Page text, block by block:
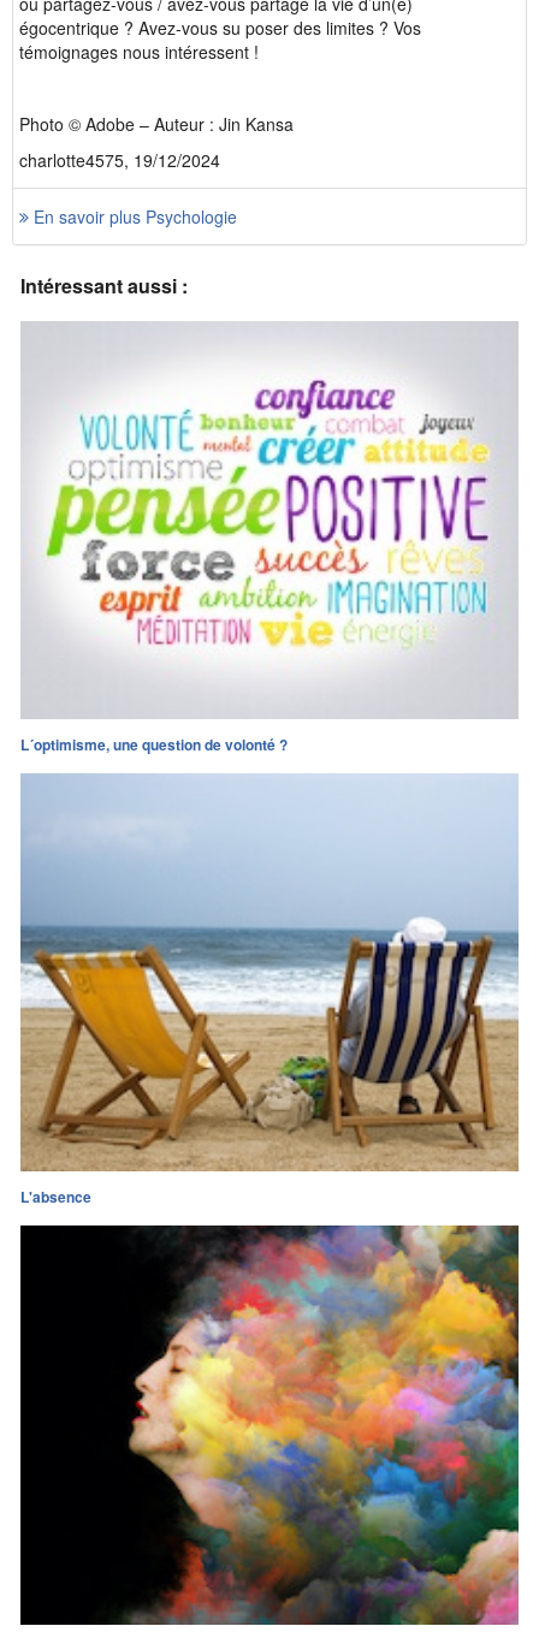
égocentrique ? Avez-vous su poser des limites ? Vos
témoignages nous intéressent !
Photo © Adobe – Auteur : Jin Kansa
charlotte4575, 19/12/2024
En savoir plus Psychologie
Intéressant aussi :
L´optimisme, une question de volonté ?
L'absence